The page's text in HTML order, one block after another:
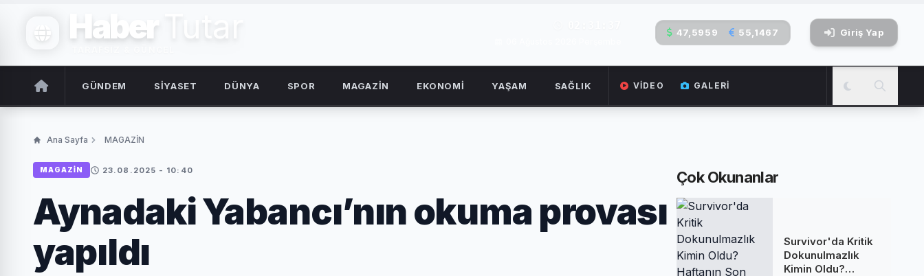
Haber Tutar 47,5959 55,1467 Giriş Yap
GÜNDEM SİYASET DÜNYA SPOR MAGAZİN EKONOMİ YAŞAM SAĞLIK VIDEO GALERI
Ana Sayfa MAGAZİN
MAGAZİN 23.08.2025 - 10:40
Aynadaki Yabancı’nın okuma provası
yapıldı
Çok Okunanlar
Survivor'da Kritik
Dokunulmazlık
Kimin Oldu?